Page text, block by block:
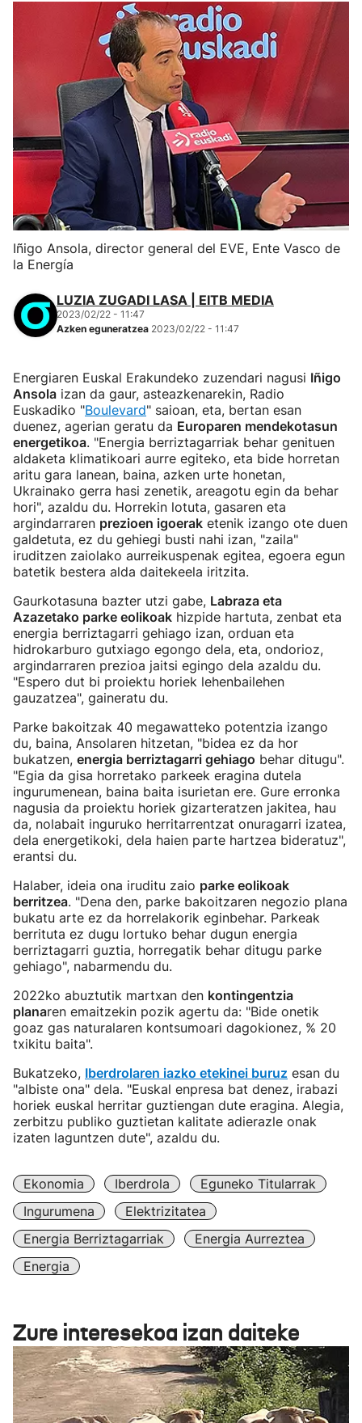
Iñigo Ansola, director general del EVE, Ente Vasco de
la Energía
LUZIA ZUGADI LASA | EITB MEDIA
2023/02/22 - 11:47
Azken eguneratzea 2023/02/22 - 11:47
Energiaren Euskal Erakundeko zuzendari nagusi Iñigo
Ansola izan da gaur, asteazkenarekin, Radio
Euskadiko "Boulevard" saioan, eta, bertan esan
duenez, agerian geratu da Europaren mendekotasun
energetikoa. "Energia berriztagarriak behar genituen
aldaketa klimatikoari aurre egiteko, eta bide horretan
aritu gara lanean, baina, azken urte honetan,
Ukrainako gerra hasi zenetik, areagotu egin da behar
hori", azaldu du. Horrekin lotuta, gasaren eta
argindarraren prezioen igoerak etenik izango ote duen
galdetuta, ez du gehiegi busti nahi izan, "zaila"
iruditzen zaiolako aurreikuspenak egitea, egoera egun
batetik bestera alda daitekeela iritzita.
Gaurkotasuna bazter utzi gabe, Labraza eta
Azazetako parke eolikoak hizpide hartuta, zenbat eta
energia berriztagarri gehiago izan, orduan eta
hidrokarburo gutxiago egongo dela, eta, ondorioz,
argindarraren prezioa jaitsi egingo dela azaldu du.
"Espero dut bi proiektu horiek lehenbailehen
gauzatzea", gaineratu du.
Parke bakoitzak 40 megawatteko potentzia izango
du, baina, Ansolaren hitzetan, "bidea ez da hor
bukatzen, energia berriztagarri gehiago behar ditugu".
"Egia da gisa horretako parkeek eragina dutela
ingurumenean, baina baita isurietan ere. Gure erronka
nagusia da proiektu horiek gizarteratzen jakitea, hau
da, nolabait inguruko herritarrentzat onuragarri izatea,
dela energetikoki, dela haien parte hartzea bideratuz",
erantsi du.
Halaber, ideia ona iruditu zaio parke eolikoak
berritzea. "Dena den, parke bakoitzaren negozio plana
bukatu arte ez da horrelakorik eginbehar. Parkeak
berrituta ez dugu lortuko behar dugun energia
berriztagarri guztia, horregatik behar ditugu parke
gehiago", nabarmendu du.
2022ko abuztutik martxan den kontingentzia
planaren emaitzekin pozik agertu da: "Bide onetik
goaz gas naturalaren kontsumoari dagokionez, % 20
txikitu baita".
Bukatzeko, Iberdrolaren iazko etekinei buruz esan du
"albiste ona" dela. "Euskal enpresa bat denez, irabazi
horiek euskal herritar guztiengan dute eragina. Alegia,
zerbitzu publiko guztietan kalitate adierazle onak
izaten laguntzen dute", azaldu du.
Ekonomia Iberdrola
Eguneko Titularrak
Ingurumena
Elektrizitatea
Energia Berriztagarriak
Energia Aurreztea
Energia
Zure interesekoa izan daiteke